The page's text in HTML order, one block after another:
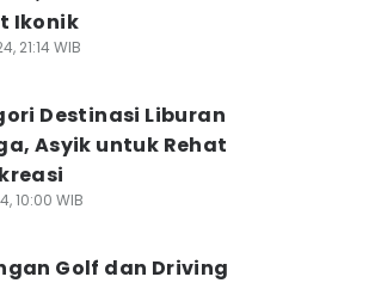
Ikonik
21:14 WIB
Destinasi Liburan
Asyik untuk Rehat
10:00 WIB
Golf dan Driving